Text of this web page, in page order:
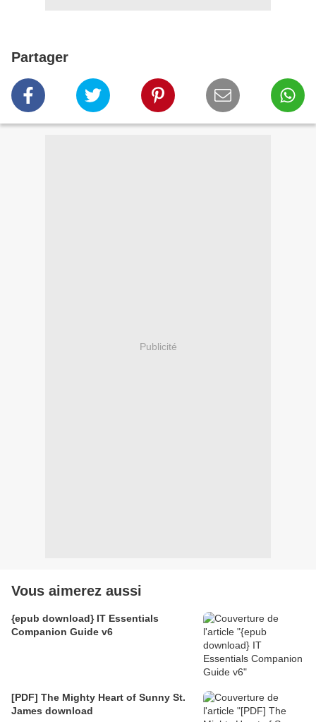
Partager
Publicité
Vous aimerez aussi
{epub download} IT Essentials
Companion Guide v6
[PDF] The Mighty Heart of Sunny St.
James download